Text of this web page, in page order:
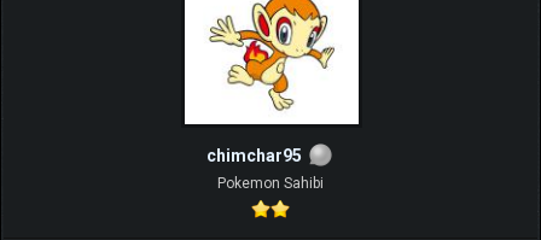
chimchar95
Pokemon Sahibi